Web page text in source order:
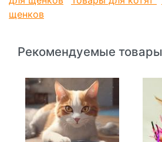
щенков
Рекомендуемые товары